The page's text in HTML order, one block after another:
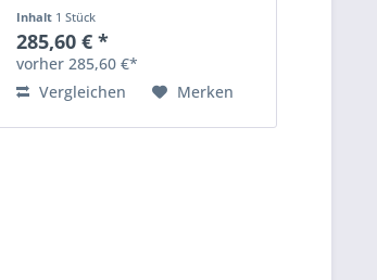
Reihe. Mit MyEye Video Recorder
können Sie: Die Aufnahmen der
Videokameras live über Ihr...
Inhalt 1 Stück
285,60 € *
vorher 285,60 €*
Vergleichen
Merken